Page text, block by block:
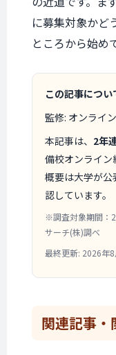
に募集対象かど
ところから始め
この記事につい
監修: オンライ
本記事は、 2年
備校オンライ
概要は大学が
認しています。
※調査対象期間：
サーチ(株)調べ
最終更新: 2026年
関連記事・